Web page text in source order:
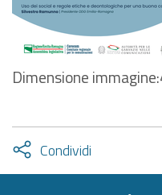
Dimensione immagine:
Condividi
Attiva
condividi